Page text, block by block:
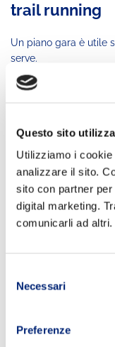
Questo sito
Utilizziamo i
analizzare il sito.
sito con partner
digital marketing.
comunicarli ad altri.
delNecessari
Preferenze
trail running
Un piano gara è utile
serve.
Dopo molte ore di
piano facilmente
buona pratica
conservareuna
inserire una
base vita